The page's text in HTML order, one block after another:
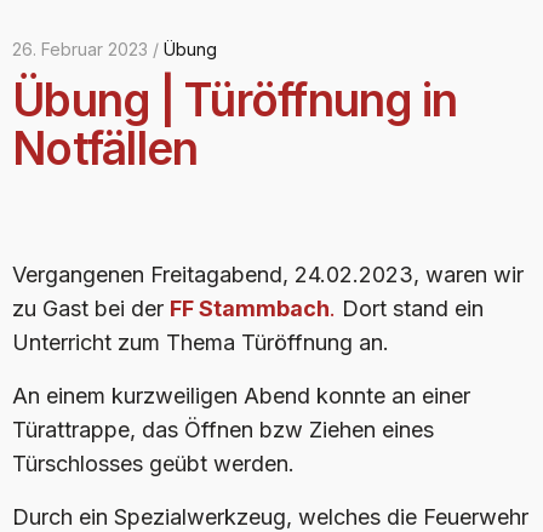
26. Februar 2023 / Übung
Übung | Türöffnung in
Notfällen
Vergangenen Freitagabend, 24.02.2023, waren wir
zu Gast bei der FF Stammbach. Dort stand ein
Unterricht zum Thema Türöffnung an.
An einem kurzweiligen Abend konnte an einer
Türattrappe, das Öffnen bzw Ziehen eines
Türschlosses geübt werden.
Durch ein Spezialwerkzeug, welches die Feuerwehr